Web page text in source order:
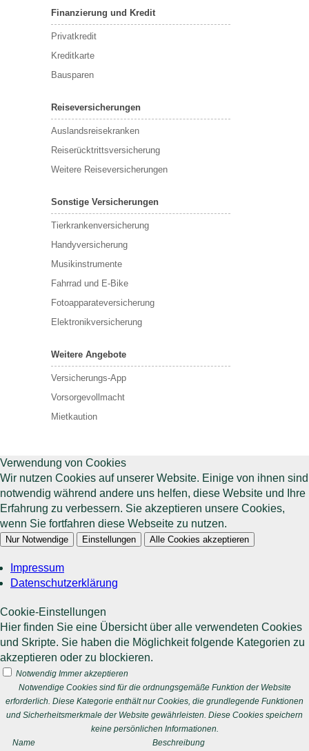
Finanzierung und Kredit
Privatkredit
Kreditkarte
Bausparen
Reiseversicherungen
Auslandsreisekranken
Reiserücktrittsversicherung
Weitere Reiseversicherungen
Sonstige Versicherungen
Tierkrankenversicherung
Handyversicherung
Musikinstrumente
Fahrrad und E-Bike
Fotoapparateversicherung
Elektronikversicherung
Weitere Angebote
Versicherungs-App
Vorsorgevollmacht
Mietkaution
Verwendung von Cookies
Wir nutzen Cookies auf unserer Website. Einige von ihnen sind
notwendig während andere uns helfen, diese Website und Ihre
Erfahrung zu verbessern. Sie akzeptieren unsere Cookies,
wenn Sie fortfahren diese Webseite zu nutzen.
Nur Notwendige Einstellungen Alle Cookies akzeptieren
Impressum
Datenschutzerklärung
Cookie-Einstellungen
Hier finden Sie eine Übersicht über alle verwendeten Cookies
und Skripte. Sie haben die Möglichkeit folgende Kategorien zu
akzeptieren oder zu blockieren.
Notwendig Immer akzeptieren
Notwendige Cookies sind für die ordnungsgemäße Funktion der Website
erforderlich. Diese Kategorie enthält nur Cookies, die grundlegende Funktionen
und Sicherheitsmerkmale der Website gewährleisten. Diese Cookies speichern
keine persönlichen Informationen.
Name
Beschreibung